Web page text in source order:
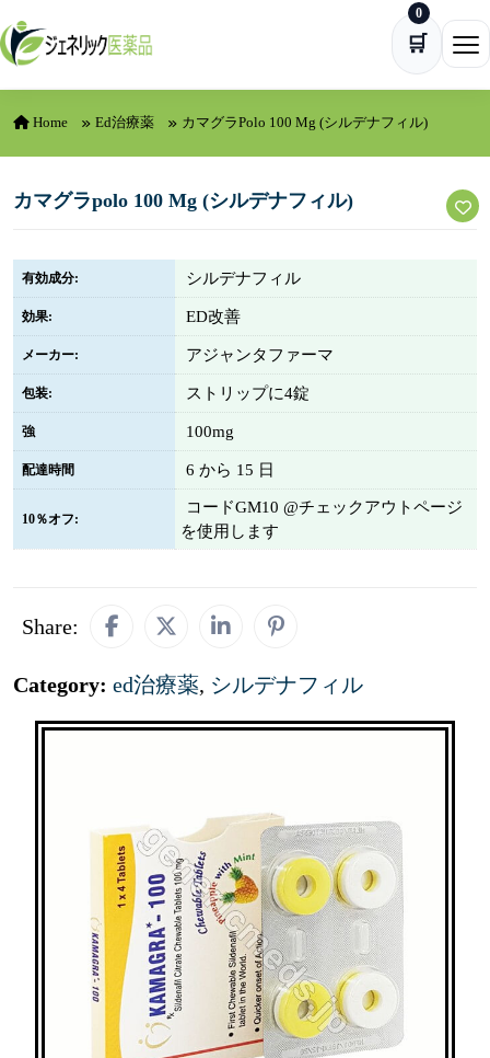
Skip to content
🛒
0
Home Ed治療薬 カマグラpolo 100 Mg (シルデナフィル)
カマグラpolo 100 Mg (シルデナフィル)
有効成分: シルデナフィル
効果: ED改善
メーカー: アジャンタファーマ
包装: ストリップに4錠
強 100mg
配達時間 6 から 15 日
10％オフ:
コードGM10 @チェックアウトページ
を使用します
Share:
Category: ed治療薬, シルデナフィル